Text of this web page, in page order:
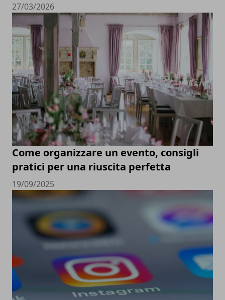
27/03/2026
Come organizzare un evento, consigli
pratici per una riuscita perfetta
19/09/2025